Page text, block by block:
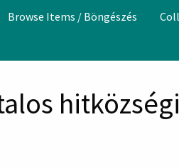
Browse Items / Böngészés